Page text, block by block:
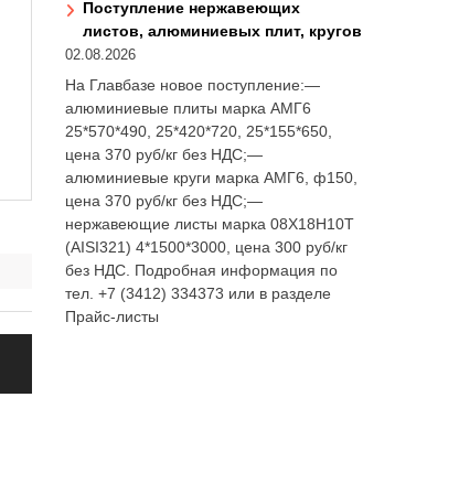
Поступление нержавеющих
листов, алюминиевых плит, кругов
02.08.2026
На Главбазе новое поступление:—
алюминиевые плиты марка АМГ6
25*570*490, 25*420*720, 25*155*650,
цена 370 руб/кг без НДС;—
алюминиевые круги марка АМГ6, ф150,
цена 370 руб/кг без НДС;—
нержавеющие листы марка 08Х18Н10Т
(AISI321) 4*1500*3000, цена 300 руб/кг
без НДС. Подробная информация по
тел. +7 (3412) 334373 или в разделе
Прайс-листы